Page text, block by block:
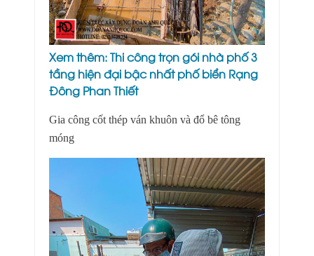
Xem thêm:Thi công trọn gói nhà phố 3
tầng hiện đại bậc nhất phố biển Rạng
Đông Phan Thiết
Gia công cốt thép ván khuôn và đổ bê tông
móng